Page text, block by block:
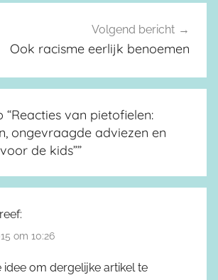
Volgend bericht
Ook racisme eerlijk benoemen
“Reacties van pietofielen:
ongevraagde adviezen en
de kids””
om 10:26
idee om dergelijke artikel te